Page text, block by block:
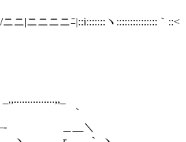
ニニﾆ|::i:::::::ヽ:::::::::::::::｀::<
＿__＼